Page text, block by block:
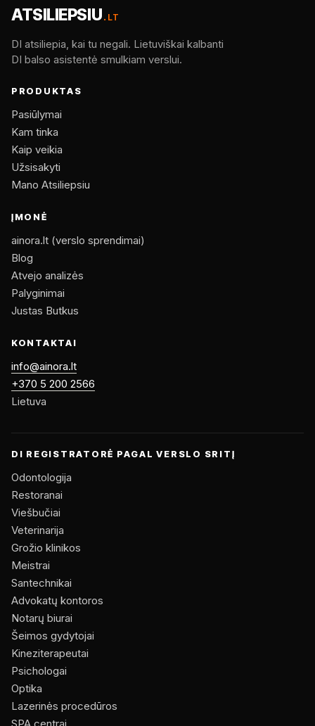
ATSILIEPSIU.LT
DI atsiliepia, kai tu negali. Lietuviškai kalbanti
DI balso asistentė smulkiam verslui.
PRODUKTAS
Pasiūlymai
Kam tinka
Kaip veikia
Užsisakyti
Mano Atsiliepsiu
ĮMONĖ
ainora.lt (verslo sprendimai)
Blog
Atvejo analizės
Palyginimai
Justas Butkus
KONTAKTAI
info@ainora.lt
+370 5 200 2566
Lietuva
DI REGISTRATORĖ PAGAL VERSLO SRITĮ
Odontologija
Restoranai
Viešbučiai
Veterinarija
Grožio klinikos
Meistrai
Santechnikai
Advokatų kontoros
Notarų biurai
Šeimos gydytojai
Kineziterapeutai
Psichologai
Optika
Lazerinės procedūros
SPA centrai